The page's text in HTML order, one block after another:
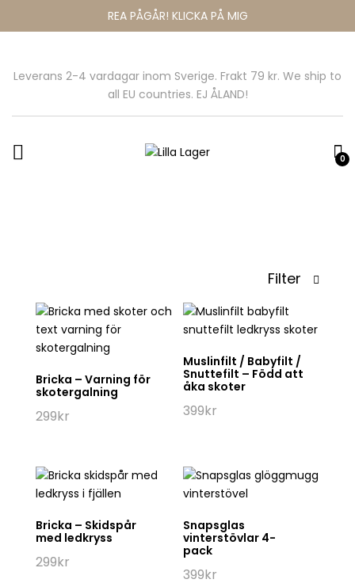
REA PÅGÅR! KLICKA PÅ MIG
Leverans 2-4 vardagar inom Sverige. Frakt 79 kr. We ship to
all EU countries. EJ ÅLAND!
0
Filter
Bricka – Varning för
skotergalning
299kr
Muslinfilt / Babyfilt /
Snuttefilt – Född att
åka skoter
399kr
Bricka – Skidspår
med ledkryss
299kr
Snapsglas
vinterstövlar 4-
pack
399kr